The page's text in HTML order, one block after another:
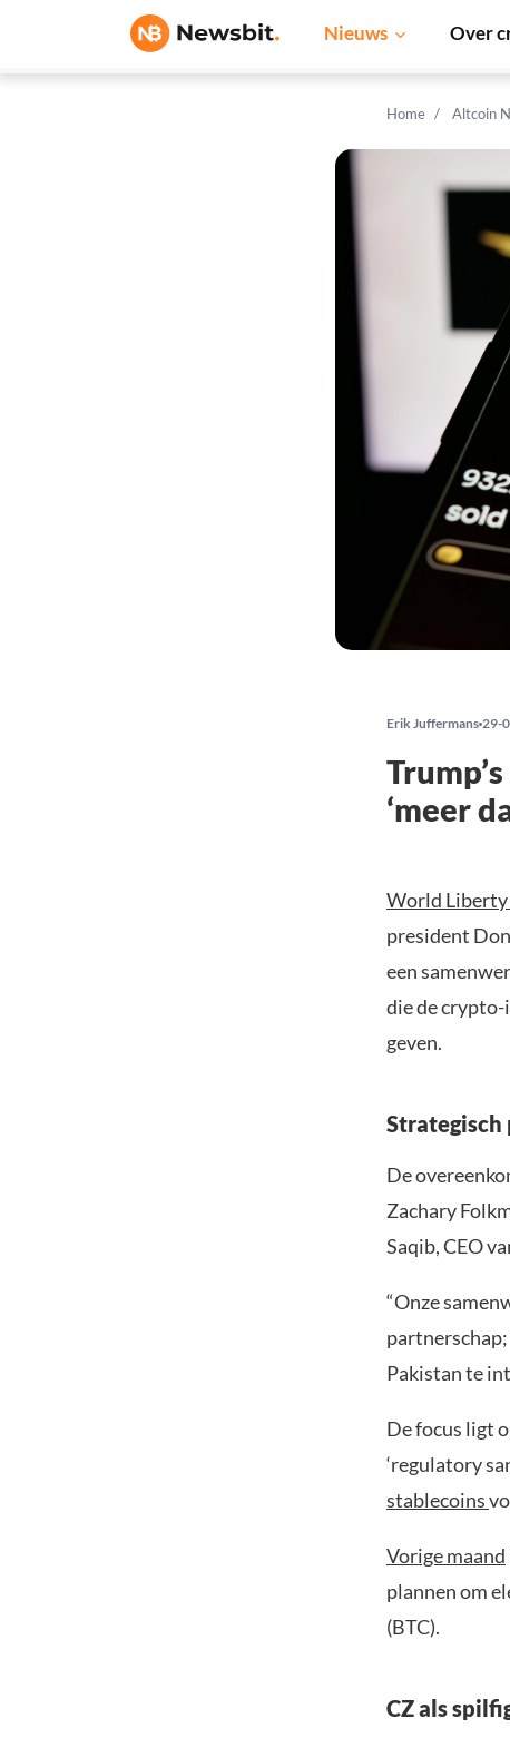
Nieuws Over
Home Altcoin
Erik Juffermans 29-
‘meer
World Liberty
president
een
die de
geven.
Strategisch
De
Zachary
Saqib, CEO
“Onze
Pakistan te
De focus ligt
‘regulatory
stablecoins
Vorige maand
plannen om
(BTC).
CZ als